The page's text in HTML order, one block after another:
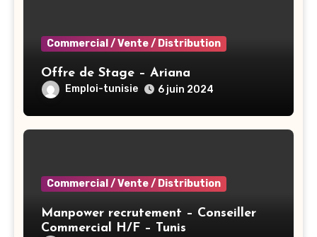
Commercial / Vente / Distribution
Offre de Stage – Ariana
Emploi-tunisie 6 juin 2024
Commercial / Vente / Distribution
Manpower recrutement – Conseiller
Commercial H/F – Tunis